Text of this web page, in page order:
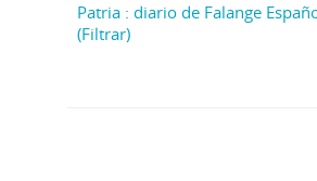
Patria : diario de Falange
(Filtrar)